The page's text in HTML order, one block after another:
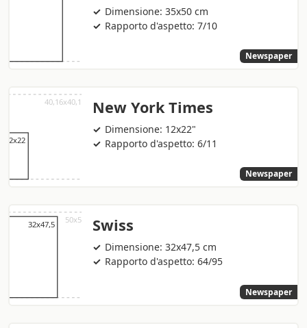
Dimensione: 35x50 cm
Rapporto d'aspetto: 7/10
Newspaper
New York Times
Dimensione: 12x22"
Rapporto d'aspetto: 6/11
Newspaper
Swiss
Dimensione: 32x47,5 cm
Rapporto d'aspetto: 64/95
Newspaper